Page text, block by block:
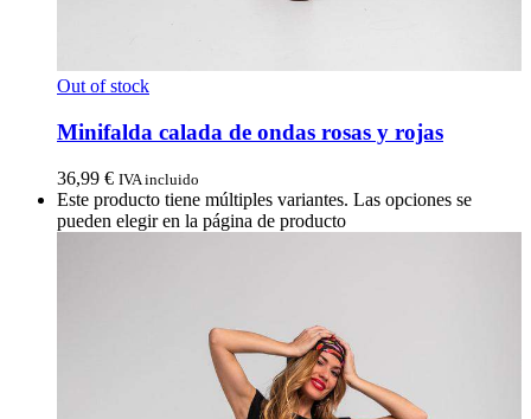
Out of stock
Minifalda calada de ondas rosas y rojas
36,99 € IVA incluido
Este producto tiene múltiples variantes. Las opciones se
pueden elegir en la página de producto